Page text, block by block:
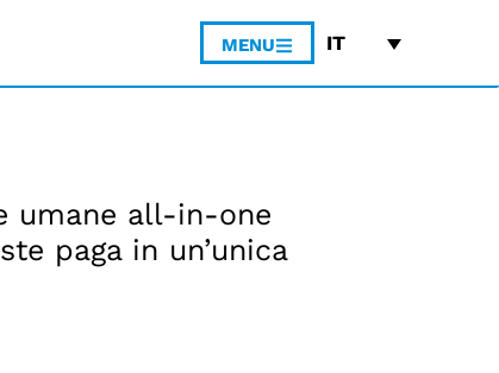
MENU IT
umane all-in-one
paga in un’unica